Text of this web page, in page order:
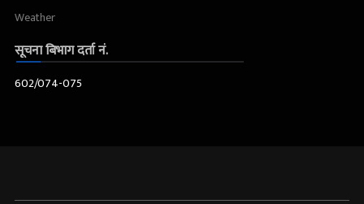
Weather
सूचना बिभाग दर्ता नं.
602/074-075